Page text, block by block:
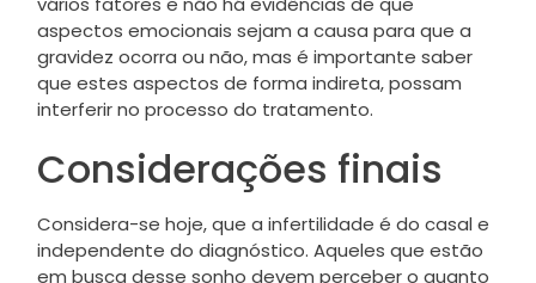
aspectos emocionais sejam a causa para que a
gravidez ocorra ou não, mas é importante saber
que estes aspectos de forma indireta, possam
interferir no processo do tratamento.
Considerações finais
Considera-se hoje, que a infertilidade é do casal e
independente do diagnóstico. Aqueles que estão
em busca desse sonho devem perceber o quanto